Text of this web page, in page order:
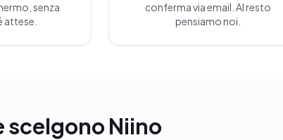
senza
attese.
conferma via email. Al resto
pensiamo noi.
scelgono Niino